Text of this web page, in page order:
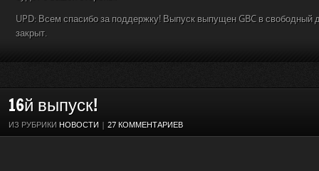
UPD: Всем спасибо за поддержку! Выпуск выпущен GBC в свободный
закрыт.
16й выпуск!
ИЗ РУБРИКИ НОВОСТИ | 27 КОММЕНТАРИЕВ